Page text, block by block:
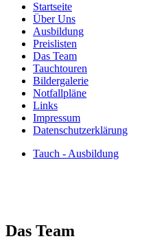
Startseite
Über Uns
Ausbildung
Preislisten
Das Team
Tauchtouren
Bildergalerie
Notfallpläne
Links
Impressum
Datenschutzerklärung
Tauch - Ausbildung
Das Team